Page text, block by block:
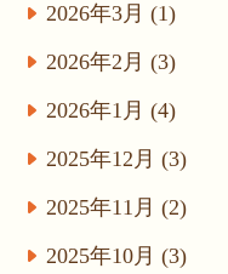
2026年3月 (1)
2026年2月 (3)
2026年1月 (4)
2025年12月 (3)
2025年11月 (2)
2025年10月 (3)